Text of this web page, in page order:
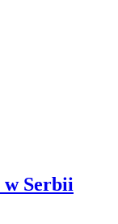
w Serbii